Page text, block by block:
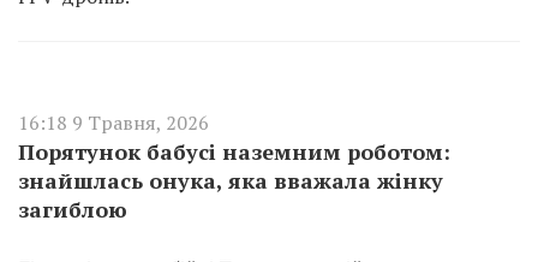
16:18 9 Травня, 2026
Порятунок бабусі наземним роботом:
знайшлась онука, яка вважала жінку
загиблою